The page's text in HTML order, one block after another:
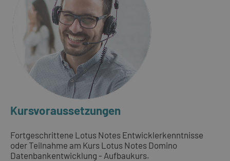
Kursvoraussetzungen
Fortgeschrittene Lotus Notes Entwicklerkenntnisse
oder Teilnahme am Kurs Lotus Notes Domino
Datenbankentwicklung - Aufbaukurs.